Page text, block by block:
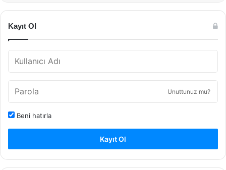
Kayıt Ol
Unuttunuz mu?
Beni hatırla
Kayıt Ol